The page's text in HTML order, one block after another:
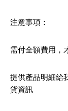
注意事項：
需付全額費用，
提供產品明細給
貨資訊